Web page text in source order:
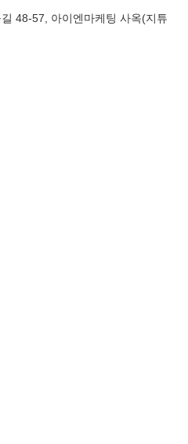
48-57, 아이엔마케팅 사옥(지튜